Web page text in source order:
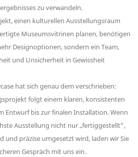
zu verwandeln.
einen kulturellen Ausstellungsraum
Museumsvitrinen planen, benötigen
Designoptionen, sondern ein Team,
und Unsicherheit in Gewissheit
hat sich genau dem verschrieben:
folgt einem klaren, konsistenten
Entwurf bis zur finalen Installation. Wenn
Ausstellung nicht nur „fertiggestellt“,
und präzise umgesetzt wird, laden wir Sie
Gespräch mit uns ein.